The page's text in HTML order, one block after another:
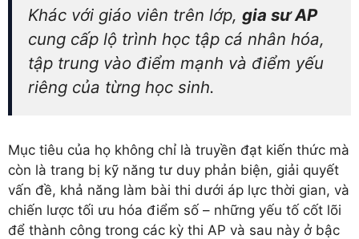
Khác với giáo viên trên lớp, gia sư AP
cung cấp lộ trình học tập cá nhân hóa,
tập trung vào điểm mạnh và điểm yếu
riêng của từng học sinh.
Mục tiêu của họ không chỉ là truyền đạt kiến thức mà
còn là trang bị kỹ năng tư duy phản biện, giải quyết
vấn đề, khả năng làm bài thi dưới áp lực thời gian, và
chiến lược tối ưu hóa điểm số – những yếu tố cốt lõi
để thành công trong các kỳ thi AP và sau này ở bậc